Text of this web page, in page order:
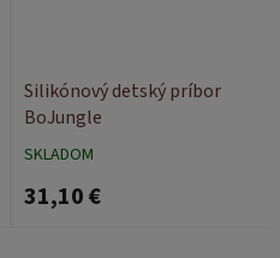
Silikónový detský príbor
BoJungle
SKLADOM
31,10 €